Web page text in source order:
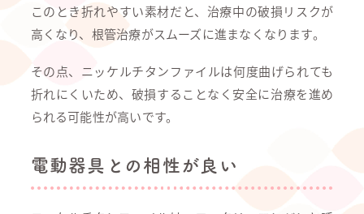
このとき折れやすい素材だと、治療中の破損リスクが
高くなり、根管治療がスムーズに進まなくなります。
その点、ニッケルチタンファイルは何度曲げられても
折れにくいため、破損することなく安全に治療を進め
られる可能性が高いです。
電動器具との相性が良い